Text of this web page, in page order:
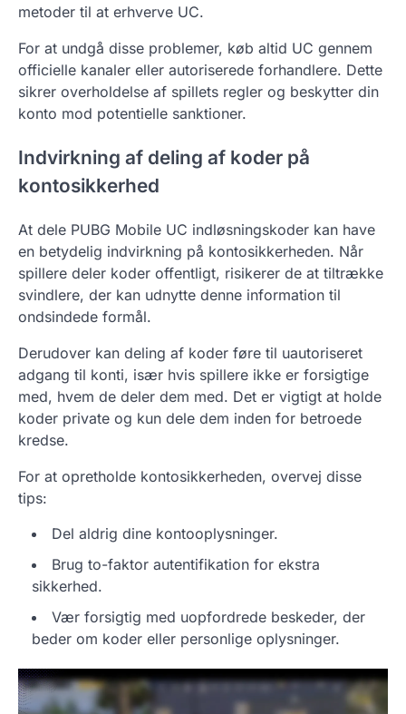
metoder til at erhverve UC.
For at undgå disse problemer, køb altid UC gennem
officielle kanaler eller autoriserede forhandlere. Dette
sikrer overholdelse af spillets regler og beskytter din
konto mod potentielle sanktioner.
Indvirkning af deling af koder på
kontosikkerhed
At dele PUBG Mobile UC indløsningskoder kan have
en betydelig indvirkning på kontosikkerheden. Når
spillere deler koder offentligt, risikerer de at tiltrække
svindlere, der kan udnytte denne information til
ondsindede formål.
Derudover kan deling af koder føre til uautoriseret
adgang til konti, især hvis spillere ikke er forsigtige
med, hvem de deler dem med. Det er vigtigt at holde
koder private og kun dele dem inden for betroede
kredse.
For at opretholde kontosikkerheden, overvej disse
tips:
Del aldrig dine kontooplysninger.
Brug to-faktor autentifikation for ekstra
sikkerhed.
Vær forsigtig med uopfordrede beskeder, der
beder om koder eller personlige oplysninger.